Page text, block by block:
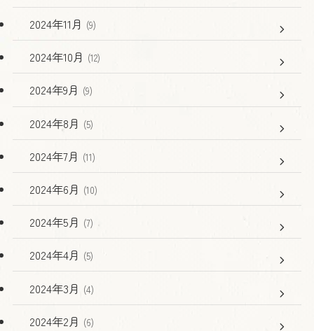
2024年11月 (9)
2024年10月 (12)
2024年9月 (9)
2024年8月 (5)
2024年7月 (11)
2024年6月 (10)
2024年5月 (7)
2024年4月 (5)
2024年3月 (4)
2024年2月 (6)